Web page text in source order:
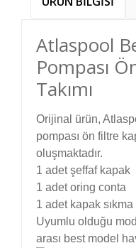
Atlaspool
Pompası
Takımı
Orijinal ürün,
pompası ön filtre
oluşmaktadır.
1 adet şeffaf kapak
1 adet oring conta
1 adet kapak
Uyumlu olduğu
arası best model